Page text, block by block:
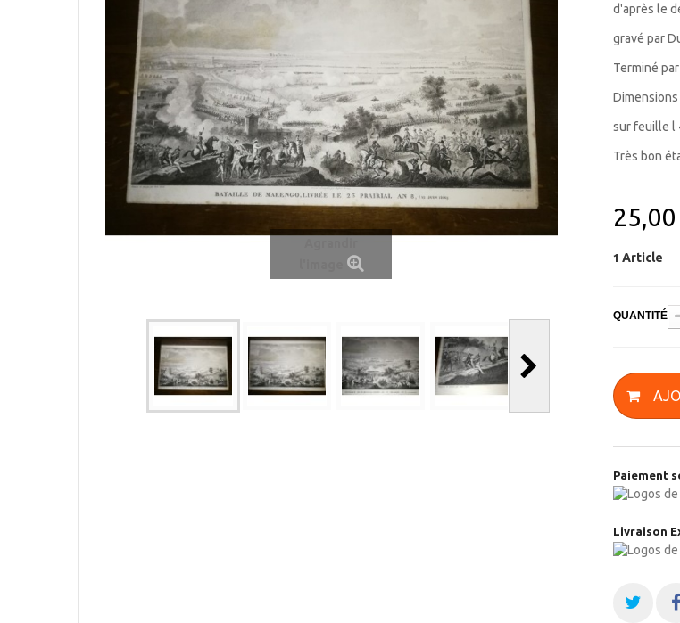
d'après le
gravé par
Terminé
sur feuille l
Très bon
1 Article
QUANTITÉ
Paiement
Livraison